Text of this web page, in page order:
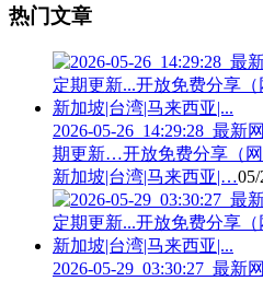
热门文章
2026-05-26_14:29:28_最
期更新…开放免费分享（
新加坡|台湾|马来西亚|…05/
2026-05-29_03:30:27_最